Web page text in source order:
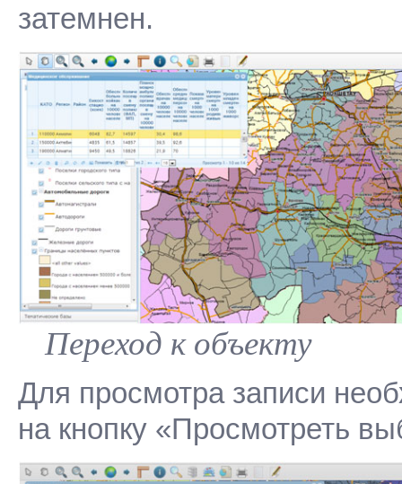
затемнен.
Переход к объекту
Для просмотра записи
на кнопку «Просмотреть